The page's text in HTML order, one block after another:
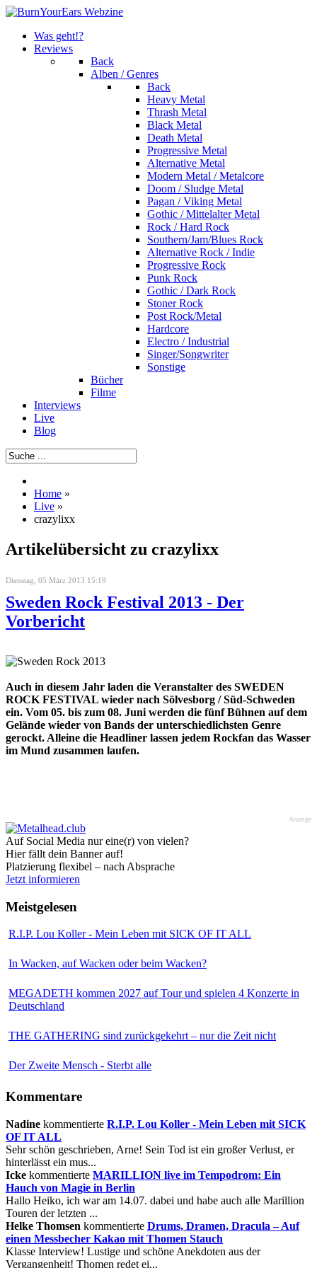
Was geht!?
Reviews
Back
Alben / Genres
Back
Heavy Metal
Thrash Metal
Black Metal
Death Metal
Progressive Metal
Alternative Metal
Modern Metal / Metalcore
Doom / Sludge Metal
Pagan / Viking Metal
Gothic / Mittelalter Metal
Rock / Hard Rock
Southern/Jam/Blues Rock
Alternative Rock / Indie
Progressive Rock
Punk Rock
Gothic / Dark Rock
Stoner Rock
Post Rock/Metal
Hardcore
Electro / Industrial
Singer/Songwriter
Sonstige
Bücher
Filme
Interviews
Live
Blog
Home »
Live »
crazylixx
Artikelübersicht zu crazylixx
Dienstag, 05 März 2013 15:19
Sweden Rock Festival 2013 - Der
Vorbericht
Auch in diesem Jahr laden die Veranstalter des SWEDEN
ROCK FESTIVAL wieder nach Sölvesborg / Süd-Schweden
ein. Vom 05. bis zum 08. Juni werden die fünf Bühnen auf dem
Gelände wieder von Bands der unterschiedlichsten Genre
gerockt. Alleine die Headliner lassen jedem Rockfan das Wasser
im Mund zusammen laufen.
Anzeige
Auf Social Media nur eine(r) von vielen?
Hier fällt dein Banner auf!
Platzierung flexibel – nach Absprache
Jetzt informieren
Meistgelesen
R.I.P. Lou Koller - Mein Leben mit SICK OF IT ALL
In Wacken, auf Wacken oder beim Wacken?
MEGADETH kommen 2027 auf Tour und spielen 4 Konzerte in
Deutschland
THE GATHERING sind zurückgekehrt – nur die Zeit nicht
Der Zweite Mensch - Sterbt alle
Kommentare
Nadine kommentierte R.I.P. Lou Koller - Mein Leben mit SICK
OF IT ALL
Sehr schön geschrieben, Arne! Sein Tod ist ein großer Verlust, er
hinterlässt ein mus...
Icke kommentierte MARILLION live im Tempodrom: Ein
Hauch von Magie in Berlin
Hallo Heiko, ich war am 14.07. dabei und habe auch alle Marillion
Touren der letzten ...
Helke Thomsen kommentierte Drums, Dramen, Dracula – Auf
einen Messbecher Kakao mit Thomen Stauch
Klasse Interview! Lustige und schöne Anekdoten aus der
Vergangenheit! Thomen redet ei...